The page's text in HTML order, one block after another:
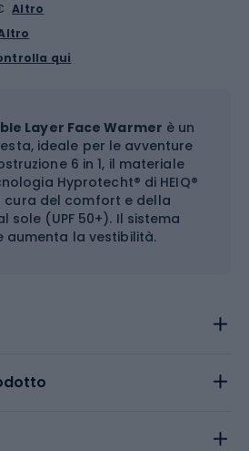
Altro
qui
Layer Face Warmer è un
ideale per le avventure
6 in 1, il materiale
Hyprotecht® di HEIQ®
cura del comfort e della
sole (UPF 50+). Il sistema
aumenta la vestibilità.